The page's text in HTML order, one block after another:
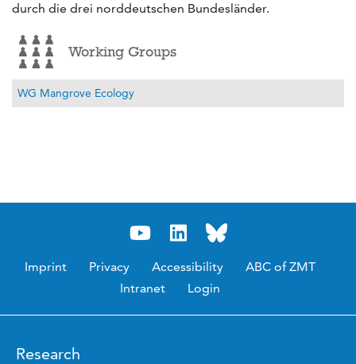
durch die drei norddeutschen Bundesländer.
Working Groups
WG Mangrove Ecology
Imprint Privacy Accessibility
ABC of ZMT
Intranet
Login
Research